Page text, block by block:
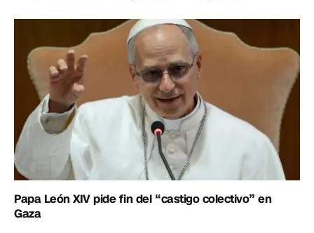
Papa León XIV pide fin del “castigo colectivo” en
Gaza